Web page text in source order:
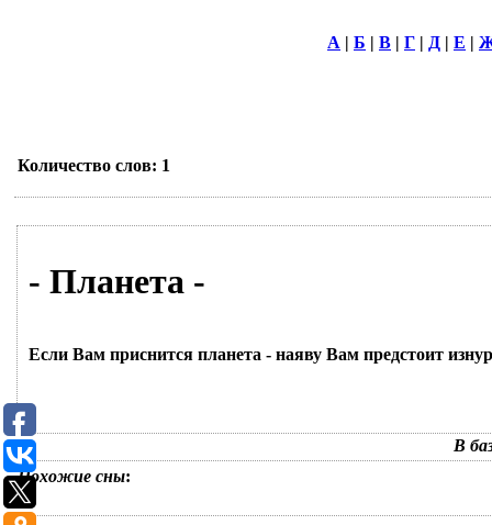
А | Б | В | Г | Д | Е |
Количество слов: 1
- Планета -
Если Вам приснится планета - наяву Вам предстоит
В
Похожие сны: